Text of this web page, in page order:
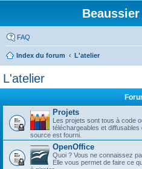
FAQ
Index du forum L'atelier
L'atelier
Projets
Les projets sont tous à code
téléchargeables et
source est fourni.
OpenOffice
Quoi ? Vous ne connaissez
Elle vous permet de faire ce